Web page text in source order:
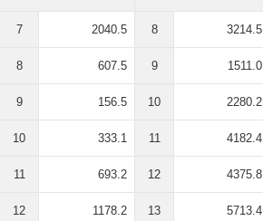
7 2040.5
8 607.5
9 156.5
10 333.1
11 693.2
12 1178.2
8 3214.5
9 1511.0
10 2280.2
11 4182.4
12 4375.8
13 5713.4